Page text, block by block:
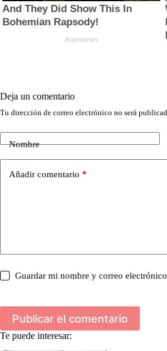
Deja un comentario
Tu dirección de correo electrónico no será
Nombre
Añadir comentario *
Guardar mi nombre y correo
Publicar el comentario
Te puede interesar: